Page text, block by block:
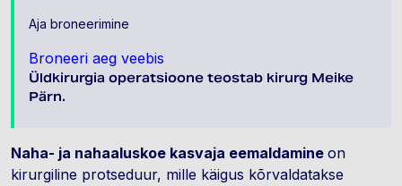
Aja broneerimine
Broneeri aeg veebis
Üldkirurgia operatsioone teostab kirurg Meike
Pärn.
Naha- ja nahaaluskoe kasvaja eemaldamine on
kirurgiline protseduur, mille käigus kõrvaldatakse